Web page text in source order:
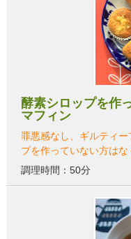
酵素シロップを作
マフィン
罪悪感なし、ギルティ
プを作っていない方は
調理時間：50分